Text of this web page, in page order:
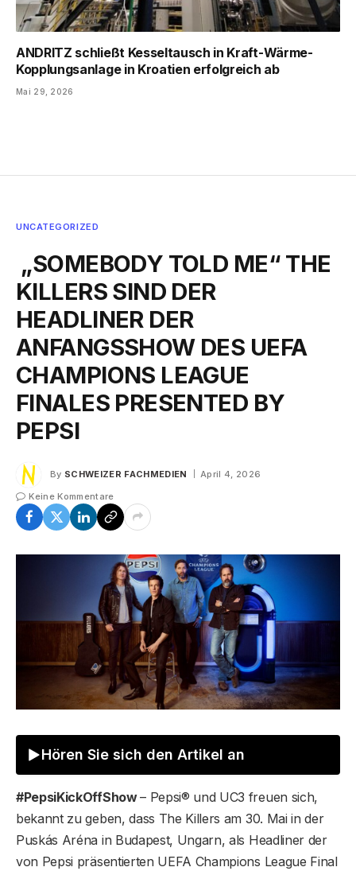
ANDRITZ schließt Kesseltausch in Kraft-Wärme-
Kopplungsanlage in Kroatien erfolgreich ab
Mai 29, 2026
UNCATEGORIZED
„SOMEBODY TOLD ME“ THE
KILLERS SIND DER
HEADLINER DER
ANFANGSSHOW DES UEFA
CHAMPIONS LEAGUE
FINALES PRESENTED BY
PEPSI
By SCHWEIZER FACHMEDIEN
April 4, 2026
Keine Kommentare
Hören Sie sich den Artikel an
#PepsiKickOffShow– Pepsi® und UC3 freuen sich,
bekannt zu geben, dass The Killers am 30. Mai in der
Puskás Aréna in Budapest, Ungarn, als Headliner der
von Pepsi präsentierten UEFA Champions League Final